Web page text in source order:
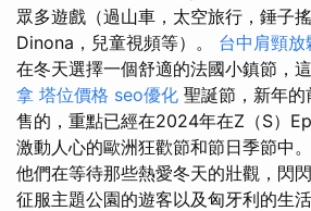
眾多遊戲（過山車，太空旅行，錘子
Dinona，兒童視頻等）。 台中肩頸放
在冬天選擇一個舒適的法國小鎮節，
拿 塔位價格 seo優化 聖誕節，新年的
售的，重點已經在2024年在Z（S）
激動人心的歐洲狂歡節和節日季節中。
他們在等待那些熱愛冬天的壯觀，閃
征服主題公園的遊客以及匈牙利的生